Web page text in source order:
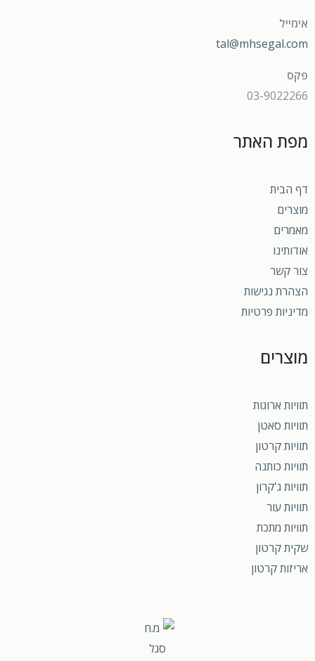
אימייל
tal@mhsegal.com
פקס
03-9022266
מפת האתר
דף הבית
מוצרים
מאמרים
אודותינו
צור קשר
הצהרת נגישות
מדיניות פרטיות
מוצרים
תוויות ארוגות
תוויות סאטן
תוויות קרטון
תוויות כותנה
תוויות ג'קרון
תוויות עור
תוויות מתכת
שקית קרטון
אריזות קרטון